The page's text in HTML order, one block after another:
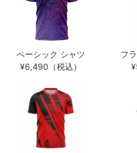
ベーシック シャツ
¥6,490（税込）
フ